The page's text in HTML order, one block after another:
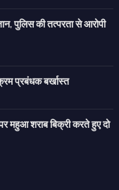
पुलिस की तत्परता से आरोपी
प्रबंधक बर्खास्त
महुआ शराब बिक्री करते हुए दो